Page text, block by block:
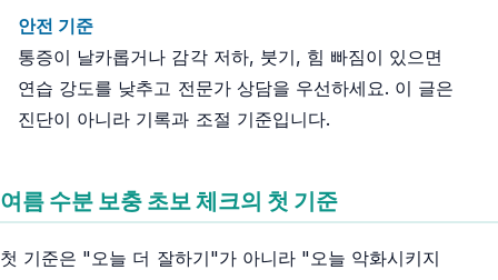
안전 기준
통증이 날카롭거나 감각 저하, 붓기, 힘 빠짐이 있으면
연습 강도를 낮추고 전문가 상담을 우선하세요. 이 글은
진단이 아니라 기록과 조절 기준입니다.
여름 수분 보충 초보 체크의 첫 기준
첫 기준은 "오늘 더 잘하기"가 아니라 "오늘 악화시키지